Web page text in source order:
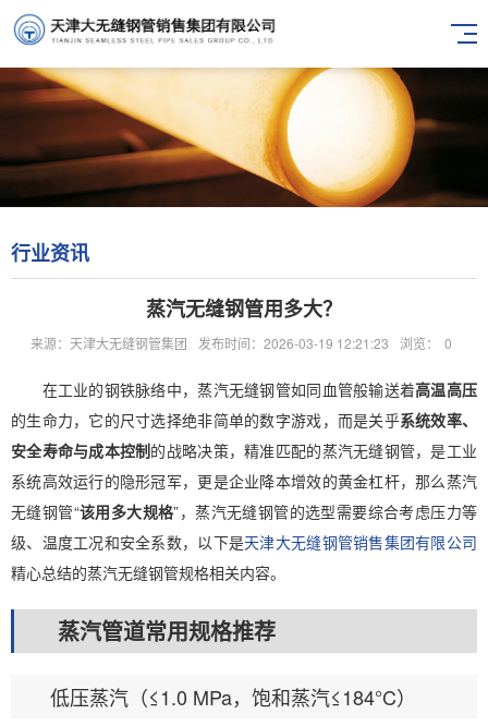
行业资讯
蒸汽无缝钢管用多大？
来源：天津大无缝钢管集团 发布时间：2026-03-19 12:21:23 浏览： 0
在工业的钢铁脉络中，蒸汽无缝钢管如同血管般输送着高温高压
的生命力，它的尺寸选择绝非简单的数字游戏，而是关乎系统效率、
安全寿命与成本控制的战略决策，精准匹配的蒸汽无缝钢管，是工业
系统高效运行的隐形冠军，更是企业降本增效的黄金杠杆，那么蒸汽
无缝钢管“该用多大规格”，蒸汽无缝钢管的选型需要综合考虑压力等
级、温度工况和安全系数，以下是天津大无缝钢管销售集团有限公司
精心总结的蒸汽无缝钢管规格相关内容。
蒸汽管道常用规格推荐
低压蒸汽（≤1.0 MPa，饱和蒸汽≤184°C）